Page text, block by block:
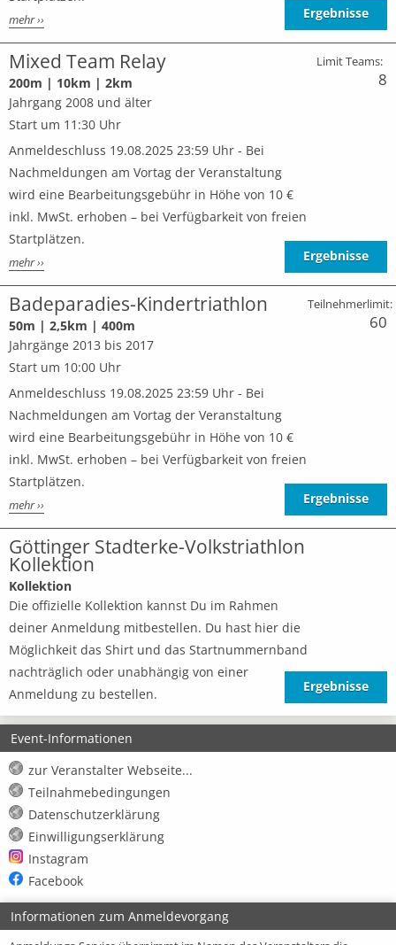
mehr ›› Ergebnisse
Mixed Team Relay
200m | 10km | 2km
Jahrgang 2008 und älter
Start um 11:30 Uhr
Anmeldeschluss 19.08.2025 23:59 Uhr - Bei
Nachmeldungen am Vortag der Veranstaltung
wird eine Bearbeitungsgebühr in Höhe von 10 €
inkl. MwSt. erhoben – bei Verfügbarkeit von freien
Startplätzen.
mehr ››
Limit Teams:
8
Ergebnisse
Badeparadies-Kindertriathlon
50m | 2,5km | 400m
Jahrgänge 2013 bis 2017
Start um 10:00 Uhr
Anmeldeschluss 19.08.2025 23:59 Uhr - Bei
Nachmeldungen am Vortag der Veranstaltung
wird eine Bearbeitungsgebühr in Höhe von 10 €
inkl. MwSt. erhoben – bei Verfügbarkeit von freien
Startplätzen.
mehr ››
Teilnehmerlimit:
60
Ergebnisse
Göttinger Stadterke-Volkstriathlon
Kollektion
Kollektion
Die offizielle Kollektion kannst Du im Rahmen
deiner Anmeldung mitbestellen. Du hast hier die
Möglichkeit das Shirt und das Startnummernband
nachträglich oder unabhängig von einer
Anmeldung zu bestellen.
Ergebnisse
Event-Informationen
zur Veranstalter Webseite...
Teilnahmebedingungen
Datenschutzerklärung
Einwilligungserklärung
Instagram
Facebook
Informationen zum Anmeldevorgang